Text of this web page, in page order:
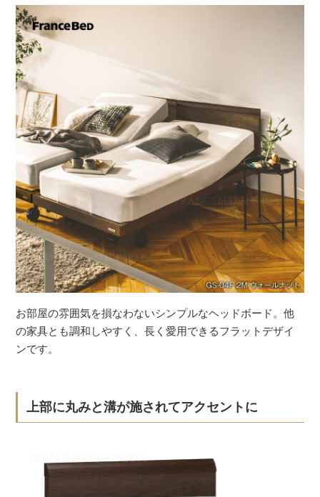
お部屋の雰囲気を損なわないシンプルなヘッドボード。他
の家具とも調和しやすく、長く愛用できるフラットデザイ
ンです。
上部に丸みと溝が施されてアクセントに